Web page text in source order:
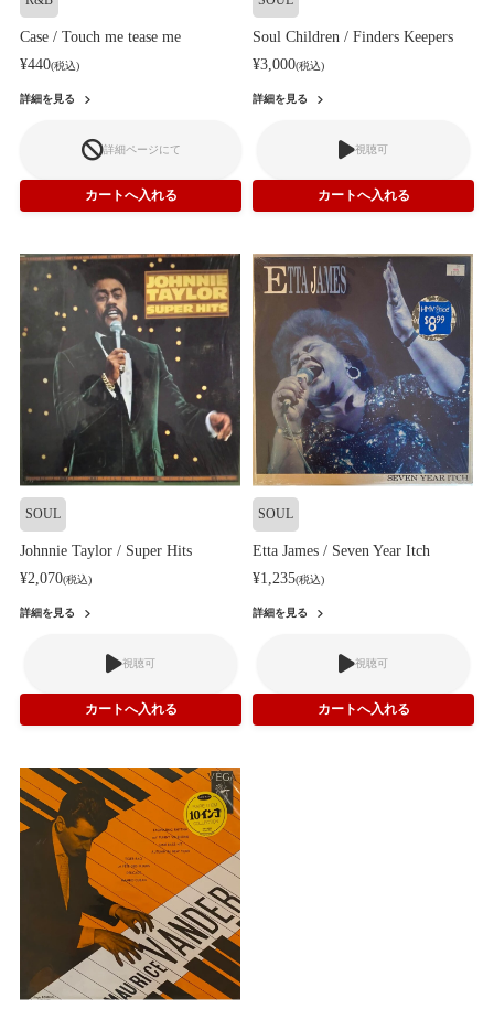
Case / Touch me tease me
¥440(税込)
詳細を見る
詳細ページにて
Soul Children / Finders Keepers
¥3,000(税込)
詳細を見る
視聴可
SOUL
Johnnie Taylor / Super Hits
¥2,070(税込)
詳細を見る
視聴可
SOUL
Etta James / Seven Year Itch
¥1,235(税込)
詳細を見る
視聴可